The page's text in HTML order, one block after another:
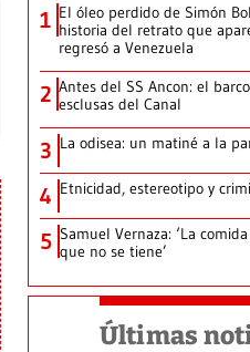
1 El óleo perdido de Simón
historia del retrato que
regresó a Venezuela
2 Antes del SS Ancon: el
esclusas del Canal
3 La odisea: un matiné a la
4 Etnicidad, estereotipo y
5 Samuel Vernaza: ‘La
que no se tiene’
Últimas